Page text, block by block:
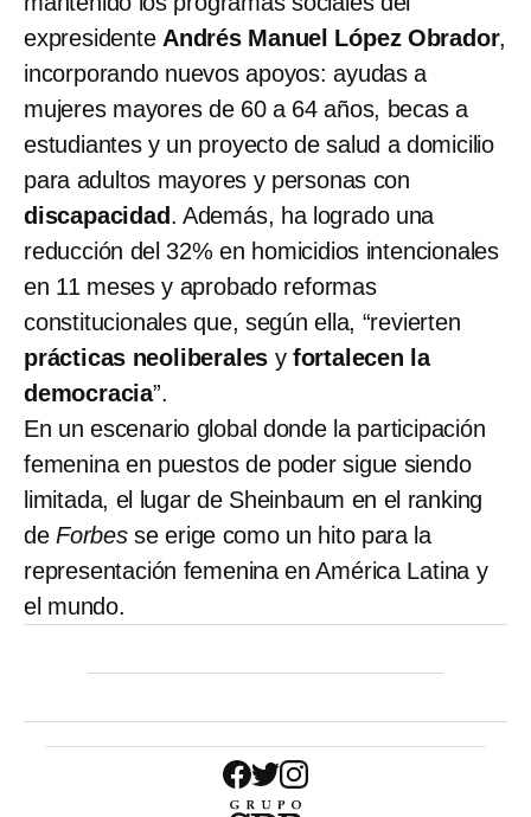
expresidente Andrés Manuel López Obrador,
incorporando nuevos apoyos: ayudas a
mujeres mayores de 60 a 64 años, becas a
estudiantes y un proyecto de salud a domicilio
para adultos mayores y personas con
discapacidad . Además, ha logrado una
reducción del 32% en homicidios intencionales
en 11 meses y aprobado reformas
constitucionales que, según ella, “revierten
prácticas neoliberales y fortalecen la
democracia”.
En un escenario global donde la participación
femenina en puestos de poder sigue siendo
limitada, el lugar de Sheinbaum en el ranking
de Forbesse erige como un hito para la
representación femenina en América Latina y
el mundo.